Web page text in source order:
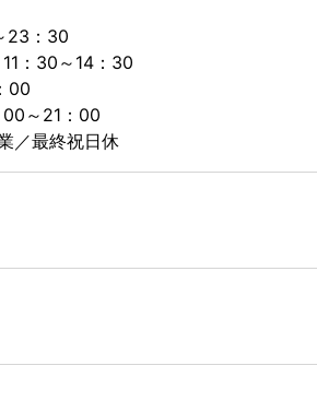
23：30
：30～14：30
00
00～21：00
／最終祝日休